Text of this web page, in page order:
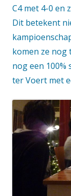
C4 met 4-0 en
Dit betekent
komen ze nog
nog een 100%
ter Voert met